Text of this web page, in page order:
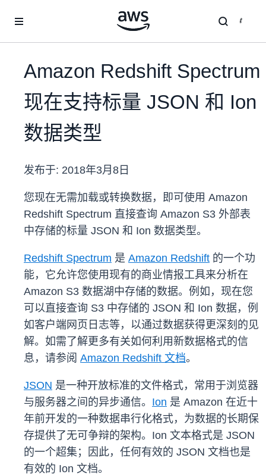
Amazon Redshift Spectrum
现在支持标量 JSON 和 Ion
数据类型
发布于: 2018年3月8日
您现在无需加载或转换数据，即可使用 Amazon
Redshift Spectrum 直接查询 Amazon S3 外部表
中存储的标量 JSON 和 Ion 数据类型。
Redshift Spectrum 是 Amazon Redshift 的一个功
能，它允许您使用现有的商业情报工具来分析在
Amazon S3 数据湖中存储的数据。例如，现在您
可以直接查询 S3 中存储的 JSON 和 Ion 数据，例
如客户端网页日志等，以通过数据获得更深刻的见
解。如需了解更多有关如何利用新数据格式的信
息，请参阅 Amazon Redshift 文档。
JSON 是一种开放标准的文件格式，常用于浏览器
与服务器之间的异步通信。 Ion 是 Amazon 在近十
年前开发的一种数据串行化格式，为数据的长期保
存提供了无可争辩的架构。Ion 文本格式是 JSON
的一个超集；因此，任何有效的 JSON 文档也是
有效的 Ion 文档。